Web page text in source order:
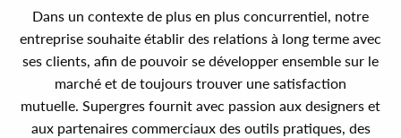
Dans un contexte de plus en plus concurrentiel, notre
entreprise souhaite établir des relations à long terme avec
ses clients, afin de pouvoir se développer ensemble sur le
marché et de toujours trouver une satisfaction
mutuelle. Supergres fournit avec passion aux designers et
aux partenaires commerciaux des outils pratiques, des